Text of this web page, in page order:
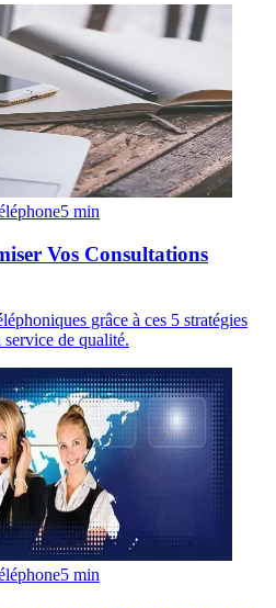
5 min
Vos Consultations
grâce à ces 5 stratégies
de qualité.
5 min